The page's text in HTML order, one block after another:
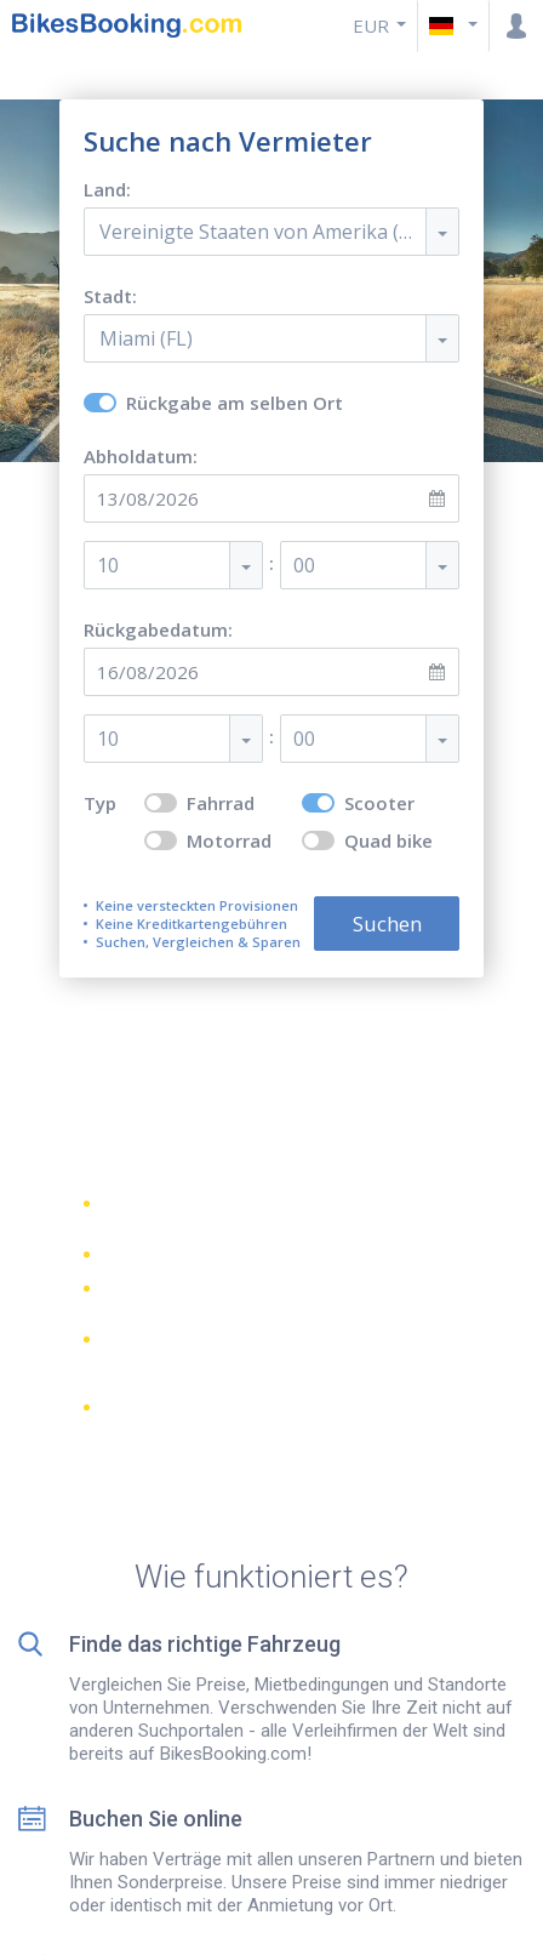
EUR
Suche nach Vermieter
Land:
Vereinigte Staaten von Amerika (USA)
Stadt:
Miami (FL)
Rückgabe am selben Ort
Abholdatum:
10 : 00
Rückgabedatum:
10 : 00
Typ Fahrrad
Scooter
Motorrad
Quad bike
Keine versteckten Provisionen
Keine Kreditkartengebühren
Suchen, Vergleichen & Sparen
Suchen
Wie funktioniert es?
Finde das richtige Fahrzeug
Vergleichen Sie Preise, Mietbedingungen und Standorte
von Unternehmen. Verschwenden Sie Ihre Zeit nicht auf
anderen Suchportalen - alle Verleihfirmen der Welt sind
bereits auf BikesBooking.com!
Buchen Sie online
Wir haben Verträge mit allen unseren Partnern und bieten
Ihnen Sonderpreise. Unsere Preise sind immer niedriger
oder identisch mit der Anmietung vor Ort.